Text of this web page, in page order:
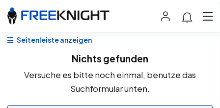
Seitenleiste anzeigen
Nichts gefunden
Versuche es bitte noch einmal, benutze das
Suchformular unten.